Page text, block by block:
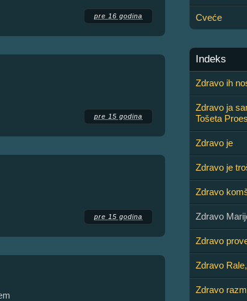
pre 16 godina
pre 15 godina
pre 15 godina
Cveće
Indeks
Zdravo ih
Zdravo ja
Tošeta
Zdravo je
Zdravo je
Zdravo
Zdravo
Zdravo
Zdravo
Zdravo